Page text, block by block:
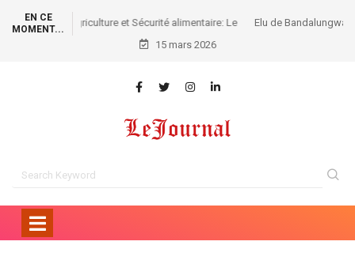
EN CE
MOMENT...
Elu de Bandalungwa: Jared Phanzu a partagé les pagnes
commémoratifs du 8 Mars aux mamans de sa juridiction
15 mars 2026